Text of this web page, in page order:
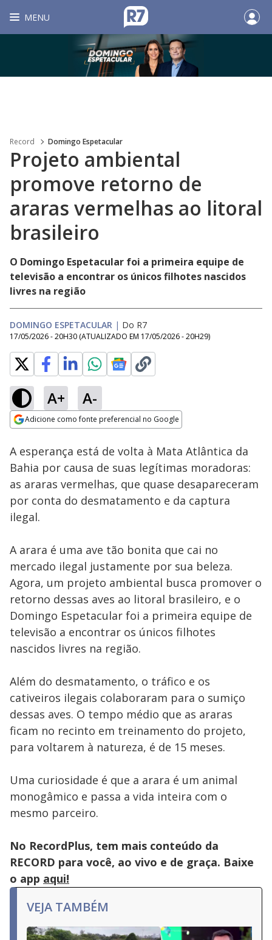
MENU
Record Domingo Espetacular
Projeto ambiental
promove retorno de
araras vermelhas ao litoral
brasileiro
O Domingo Espetacular foi a primeira equipe de
televisão a encontrar os únicos filhotes nascidos
livres na região
DOMINGO ESPETACULAR | Do R7
17/05/2026 - 20H30 (ATUALIZADO EM 17/05/2026 - 20H29)
A+ A-
Adicione como fonte preferencial no Google
Ativar
Loaded
19.36%
A esperança está de volta à Mata Atlântica da
Bahia por causa de suas legítimas moradoras:
as araras vermelhas, que quase desapareceram
por conta do desmatamento e da captura
ilegal.
A arara é uma ave tão bonita que cai no
mercado ilegal justamente por sua beleza.
Agora, um projeto ambiental busca promover o
retorno dessas aves ao litoral brasileiro, e o
Domingo Espetacular foi a primeira equipe de
televisão a encontrar os únicos filhotes
nascidos livres na região.
Além do desmatamento, o tráfico e os
cativeiros ilegais colaboraram para o sumiço
dessas aves. O tempo médio que as araras
ficam no recinto em treinamento do projeto,
para voltarem à natureza, é de 15 meses.
Uma curiosidade é que a arara é um animal
monogâmico e passa a vida inteira com o
mesmo parceiro.
No RecordPlus, tem mais conteúdo da
RECORD para você, ao vivo e de graça. Baixe
o app aqui!
VEJA TAMBÉM